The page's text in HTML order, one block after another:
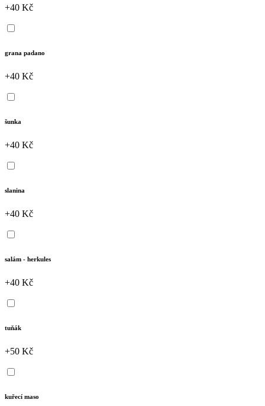
+40 Kč
grana padano
+40 Kč
šunka
+40 Kč
slanina
+40 Kč
salám - herkules
+40 Kč
tuňák
+50 Kč
kuřecí maso